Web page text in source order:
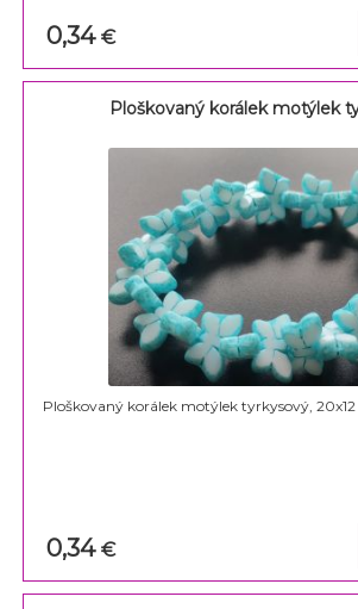
0,34€
Ploškovaný korálek motýlek
Ploškovaný korálek motýlek tyrkysový, 20x12
0,34€